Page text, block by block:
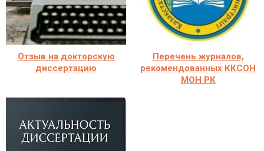
Отзыв на докторскую
диссертацию
Перечень журналов,
рекомендованных ККСОН
МОН РК